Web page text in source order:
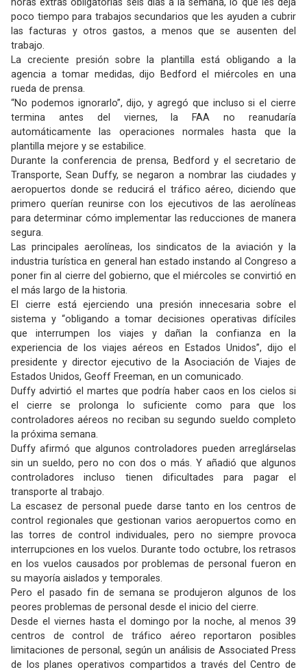
poco tiempo para trabajos secundarios que les ayuden a cubrir
las facturas y otros gastos, a menos que se ausenten del
trabajo.
La creciente presión sobre la plantilla está obligando a la
agencia a tomar medidas, dijo Bedford el miércoles en una
rueda de prensa.
“No podemos ignorarlo”, dijo, y agregó que incluso si el cierre
termina antes del viernes, la FAA no reanudaría
automáticamente las operaciones normales hasta que la
plantilla mejore y se estabilice.
Durante la conferencia de prensa, Bedford y el secretario de
Transporte, Sean Duffy, se negaron a nombrar las ciudades y
aeropuertos donde se reducirá el tráfico aéreo, diciendo que
primero querían reunirse con los ejecutivos de las aerolíneas
para determinar cómo implementar las reducciones de manera
segura.
Las principales aerolíneas, los sindicatos de la aviación y la
industria turística en general han estado instando al Congreso a
poner fin al cierre del gobierno, que el miércoles se convirtió en
el más largo de la historia.
El cierre está ejerciendo una presión innecesaria sobre el
sistema y “obligando a tomar decisiones operativas difíciles
que interrumpen los viajes y dañan la confianza en la
experiencia de los viajes aéreos en Estados Unidos”, dijo el
presidente y director ejecutivo de la Asociación de Viajes de
Estados Unidos, Geoff Freeman, en un comunicado.
Duffy advirtió el martes que podría haber caos en los cielos si
el cierre se prolonga lo suficiente como para que los
controladores aéreos no reciban su segundo sueldo completo
la próxima semana.
Duffy afirmó que algunos controladores pueden arreglárselas
sin un sueldo, pero no con dos o más. Y añadió que algunos
controladores incluso tienen dificultades para pagar el
transporte al trabajo.
La escasez de personal puede darse tanto en los centros de
control regionales que gestionan varios aeropuertos como en
las torres de control individuales, pero no siempre provoca
interrupciones en los vuelos. Durante todo octubre, los retrasos
en los vuelos causados ​​por problemas de personal fueron en
su mayoría aislados y temporales.
Pero el pasado fin de semana se produjeron algunos de los
peores problemas de personal desde el inicio del cierre.
Desde el viernes hasta el domingo por la noche, al menos 39
centros de control de tráfico aéreo reportaron posibles
limitaciones de personal, según un análisis de Associated Press
de los planes operativos compartidos a través del Centro de